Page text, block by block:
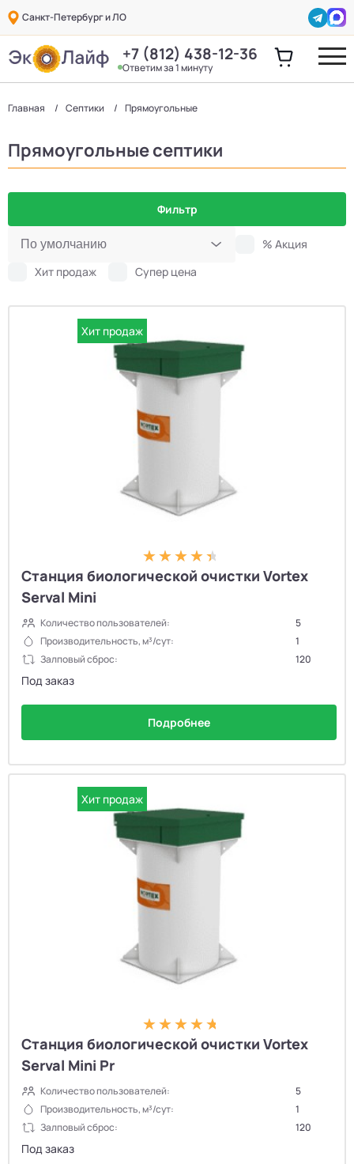
Санкт-Петербург и ЛО
+7 (812) 438-12-36
Ответим за 1 минуту
Главная Септики Прямоугольные
Прямоугольные септики
Фильтр
% Акция
Хит продаж
Супер цена
Хит продаж
Станция биологической очистки Vortex
Serval Mini
Количество пользователей:
5
Производительность, м³/сут:
1
Залповый сброс:
120
Под заказ
Подробнее
Хит продаж
Станция биологической очистки Vortex
Serval Mini Pr
Количество пользователей:
5
Производительность, м³/сут:
1
Залповый сброс:
120
Под заказ